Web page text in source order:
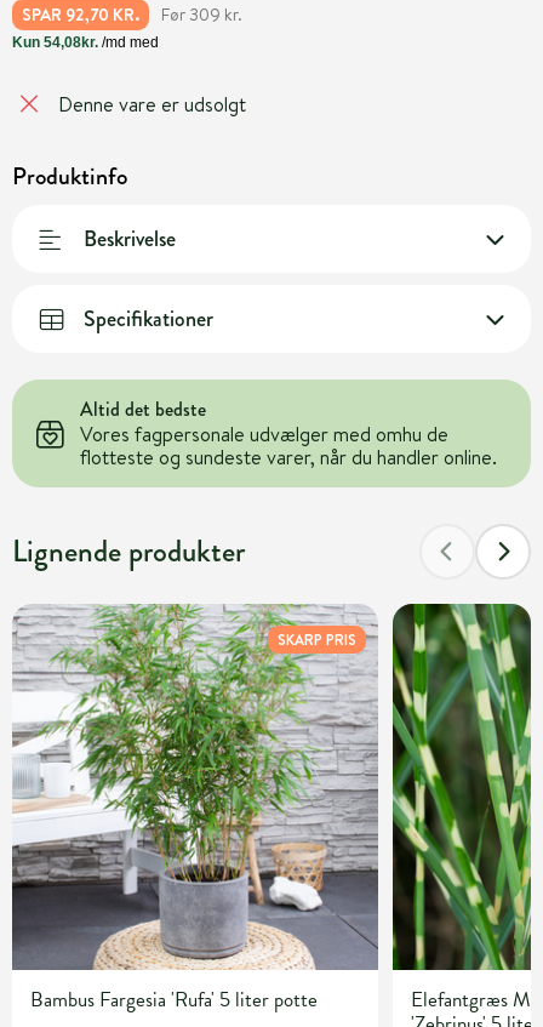
SPAR 92,70 KR. Før 309 kr.
Denne vare er udsolgt
Produktinfo
Beskrivelse
Specifikationer
Altid det bedste
Vores fagpersonale udvælger med omhu de
flotteste og sundeste varer, når du handler online.
Lignende produkter
SKARP PRIS
Bambus Fargesia 'Rufa' 5 liter potte
Elefantgræs